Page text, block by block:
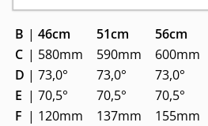
B | 46cm 51cm 56cm
C | 580mm 590mm 600mm
D | 73,0° 73,0° 73,0°
E | 70,5° 70,5° 70,5°
F | 120mm 137mm 155mm